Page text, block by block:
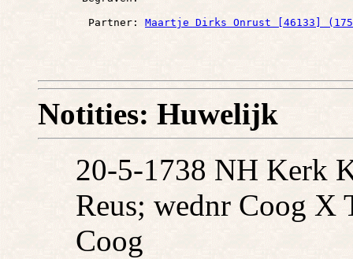
        Partner:
Maartje Dirks Onrust [46133]
Notities: Huwelijk
20-5-1738 NH Kerk
Reus; wednr Coog X
Coog